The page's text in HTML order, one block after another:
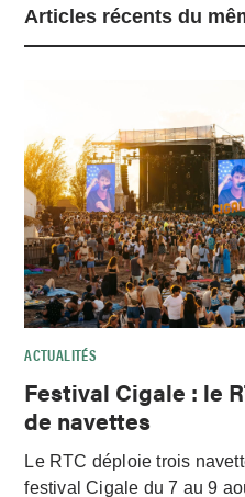
Articles récents du
ACTUALITÉS
Festival Cigale : le
de navettes
Le RTC déploie trois
festival Cigale du 7 au 9